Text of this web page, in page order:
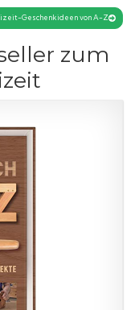
Geschenkideen von A-Z
zum